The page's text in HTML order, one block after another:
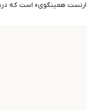
«ارنست همینگوی» است